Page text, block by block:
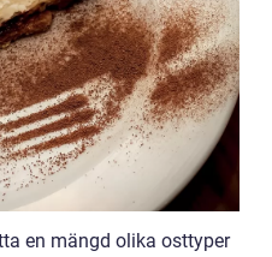
en mängd olika osttyper